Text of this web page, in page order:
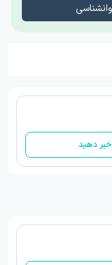
دهید